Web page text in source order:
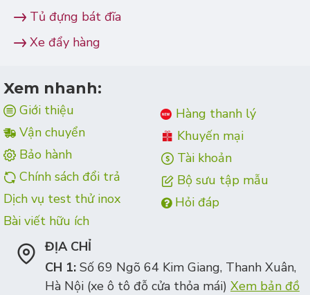
Tủ đựng bát đĩa
Xe đẩy hàng
Xem nhanh:
Giới thiệu
Vận chuyển
Bảo hành
Chính sách đổi trả
Dịch vụ test thử inox
Bài viết hữu ích
Hàng thanh lý
Khuyến mại
Tài khoản
Bộ sưu tập mẫu
Hỏi đáp
ĐỊA CHỈ
CH 1: Số 69 Ngõ 64 Kim Giang, Thanh Xuân,
Hà Nội (xe ô tô đỗ cửa thỏa mái) Xem bản đồ